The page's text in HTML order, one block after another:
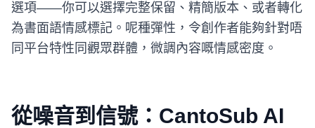
選項——你可以選擇完整保留、精簡版本、或者轉化
為書面語情感標記。呢種彈性，令創作者能夠針對唔
同平台特性同觀眾群體，微調內容嘅情感密度。
從噪音到信號：CantoSub AI